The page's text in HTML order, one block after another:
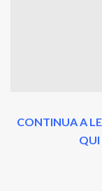
CONTINUA A
QUI